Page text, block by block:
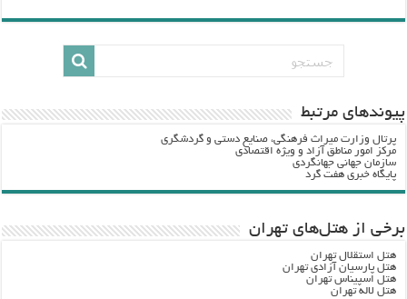
پيوندهاي مرتبط
پرتال وزارت ميراث فرهنگي، صنایع دستی و گردشگري
مرکز امور مناطق آزاد و ویژه اقتصادی
سازمان جهانی جهانگردی
پایگاه خبری هفت گرد
برخی از هتل‌های تهران
هتل استقلال تهران
هتل پارسیان آزادی تهران
هتل اسپیناس تهران
هتل لاله تهران